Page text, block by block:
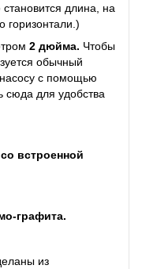
длина, на
горизонтали.)
2 дюйма. Чтобы
обычный
с помощью
сюда для удобства
встроенной
графита.
из